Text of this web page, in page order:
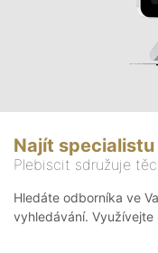
Najít specialistu
Plebiscit sdružuje
Hledáte odborníka ve
vyhledávání.